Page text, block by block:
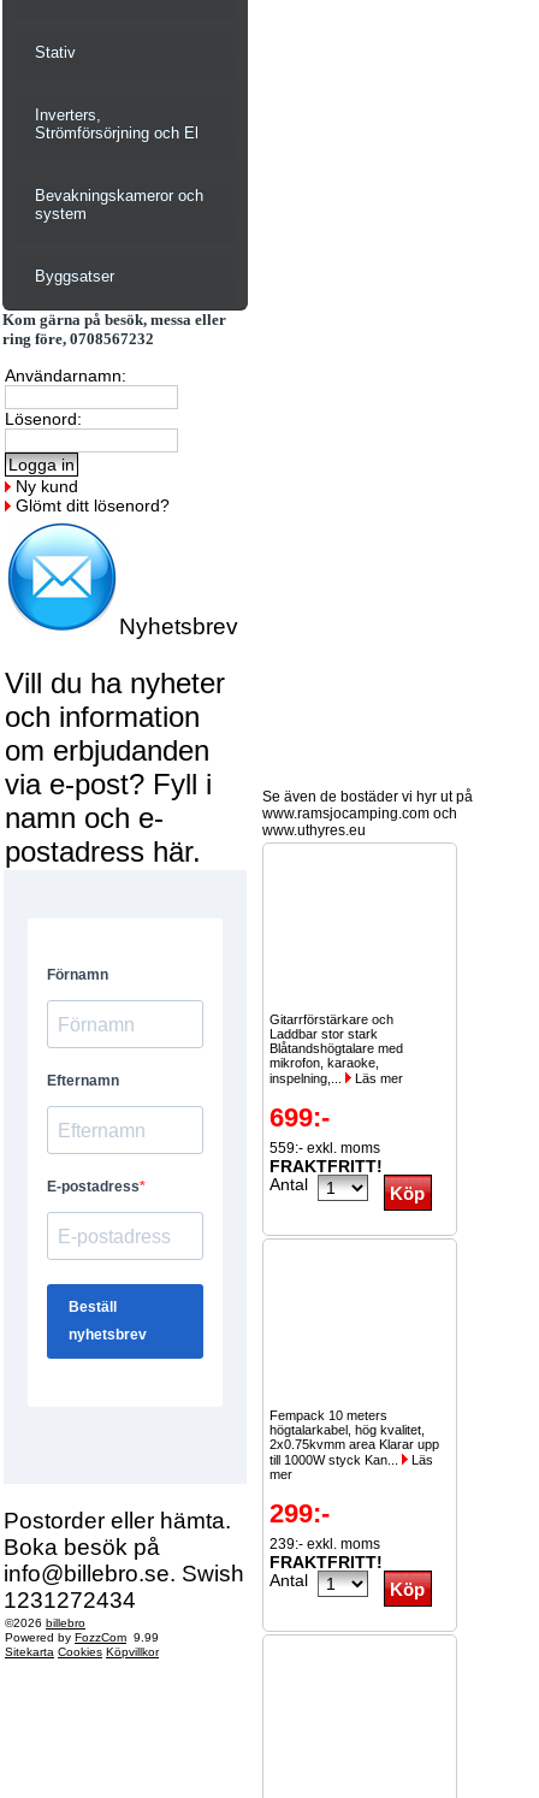
Stativ
Inverters,
Strömförsörjning och El
Bevakningskameror och
system
Byggsatser
Kom gärna på besök, messa eller
ring före, 0708567232
Användarnamn:
Lösenord:
Ny kund
Glömt ditt lösenord?
Nyhetsbrev
Vill du ha nyheter
och information
om erbjudanden
via e-post? Fyll i
namn och e-
postadress här.
Postorder eller hämta.
Boka besök på
info@billebro.se. Swish
1231272434
©2026 billebro
Powered by FozzCom 9.99
Sitekarta Cookies Köpvillkor
Se även de bostäder vi hyr ut på
www.ramsjocamping.com och
www.uthyres.eu
Gitarrförstärkare och
Laddbar stor stark
Blåtandshögtalare med
mikrofon, karaoke,
inspelning,...
Läs mer
699:-
559:- exkl. moms
FRAKTFRITT!
Antal
Fempack 10 meters
högtalarkabel, hög kvalitet,
2x0.75kvmm area Klarar upp
till 1000W styck Kan...
Läs
mer
299:-
239:- exkl. moms
FRAKTFRITT!
Antal